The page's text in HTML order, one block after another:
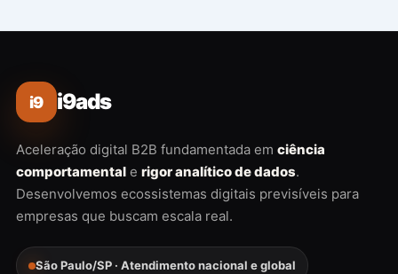
i9 i9ads
Aceleração digital B2B fundamentada em ciência
comportamental e rigor analítico de dados.
Desenvolvemos ecossistemas digitais previsíveis para
empresas que buscam escala real.
São Paulo/SP · Atendimento nacional e global